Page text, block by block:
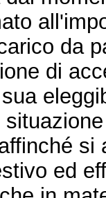
da
di
si
ed